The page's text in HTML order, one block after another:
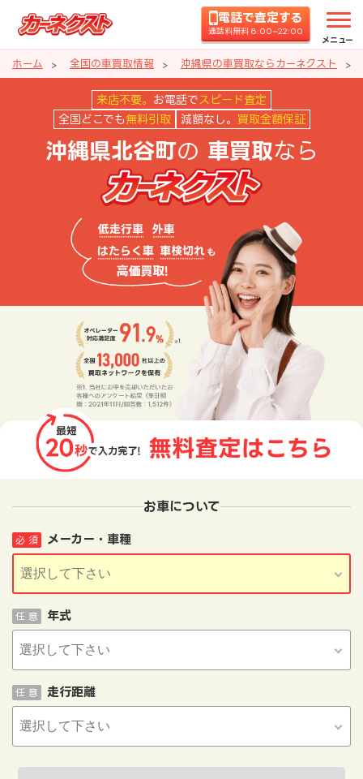
電話で査定する
通話料無料 8:00~22:00
メニュー
ホーム 全国の車買取情報 沖縄県の車買取ならカーネクスト
沖縄県北谷町の車買取ならカー
来店不要。 お電話で スピード査定
全国どこでも 無料引取 減額なし。 買取金額保証
沖縄県北谷町の 車買取なら
お車について
メーカー・車種
必 須
年式
任 意
走行距離
任 意